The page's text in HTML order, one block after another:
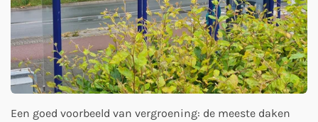
Een goed voorbeeld van vergroening: de meeste daken